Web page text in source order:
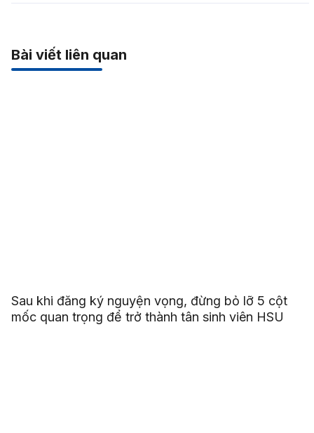
Bài viết liên quan
Sau khi đăng ký nguyện vọng, đừng bỏ lỡ 5 cột
mốc quan trọng để trở thành tân sinh viên HSU